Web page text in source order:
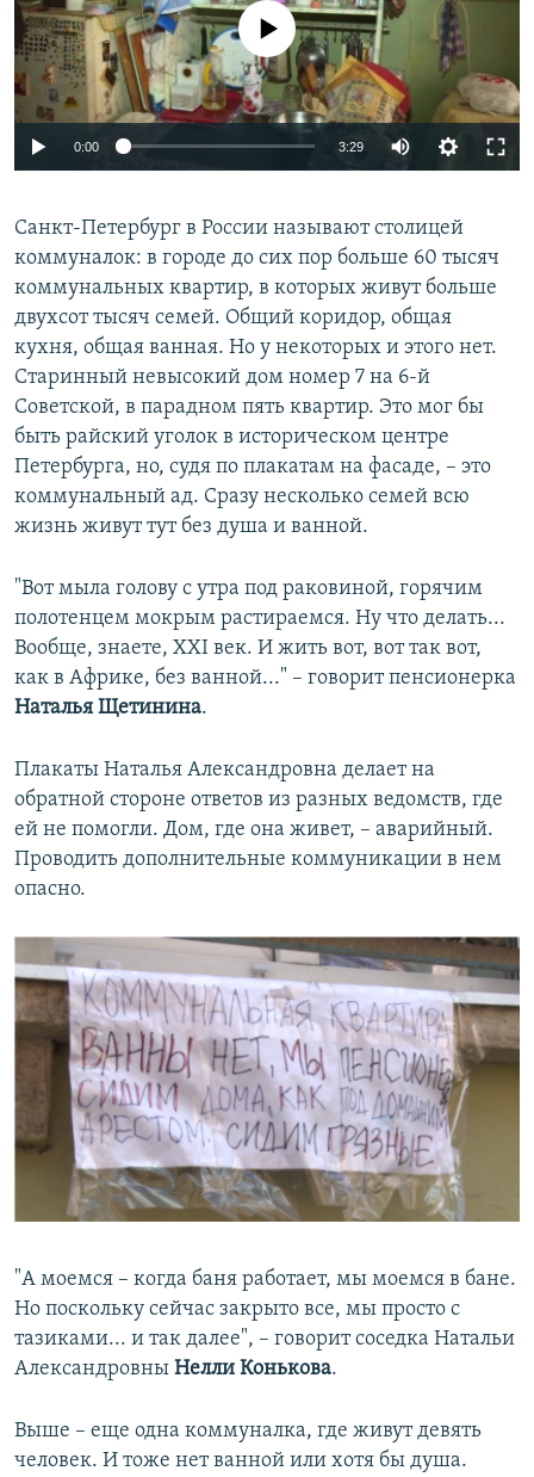
Auto 270p 360p 404p
1080p
No media source currently available
0:00 3:29
360p
404p
1080p
Санкт-Петербург в России называют столицей
коммуналок: в городе до сих пор больше 60 тысяч
коммунальных квартир, в которых живут больше
двухсот тысяч семей. Общий коридор, общая
кухня, общая ванная. Но у некоторых и этого нет.
Старинный невысокий дом номер 7 на 6-й
Советской, в парадном пять квартир. Это мог бы
быть райский уголок в историческом центре
Петербурга, но, судя по плакатам на фасаде, – это
коммунальный ад. Сразу несколько семей всю
жизнь живут тут без душа и ванной.
"Вот мыла голову с утра под раковиной, горячим
полотенцем мокрым растираемся. Ну что делать...
Вообще, знаете, XXI век. И жить вот, вот так вот,
как в Африке, без ванной..." – говорит пенсионерка
Наталья Щетинина.
Плакаты Наталья Александровна делает на
обратной стороне ответов из разных ведомств, где
ей не помогли. Дом, где она живет, – аварийный.
Проводить дополнительные коммуникации в нем
опасно.
"А моемся – когда баня работает, мы моемся в бане.
Но поскольку сейчас закрыто все, мы просто с
тазиками... и так далее", – говорит соседка Натальи
Александровны Нелли Конькова.
Выше – еще одна коммуналка, где живут девять
человек. И тоже нет ванной или хотя бы душа.